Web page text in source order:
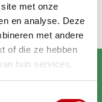
met onze
en analyse. Deze
met andere
of die ze hebben
hun services.